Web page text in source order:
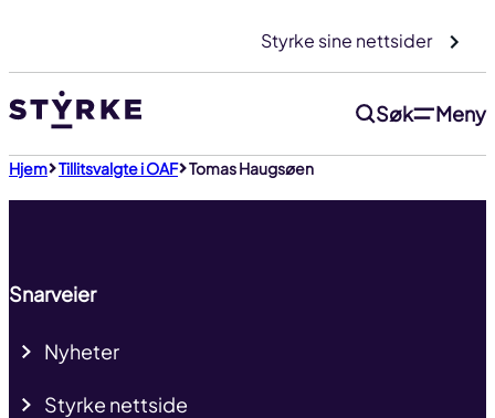
innhold
Styrke sine nettsider
Søk Meny
Hjem Tillitsvalgte i OAF Tomas Haugsøen Til toppen
Snarveier
Nyheter
Styrke nettside